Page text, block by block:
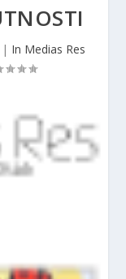
| In Medias Res